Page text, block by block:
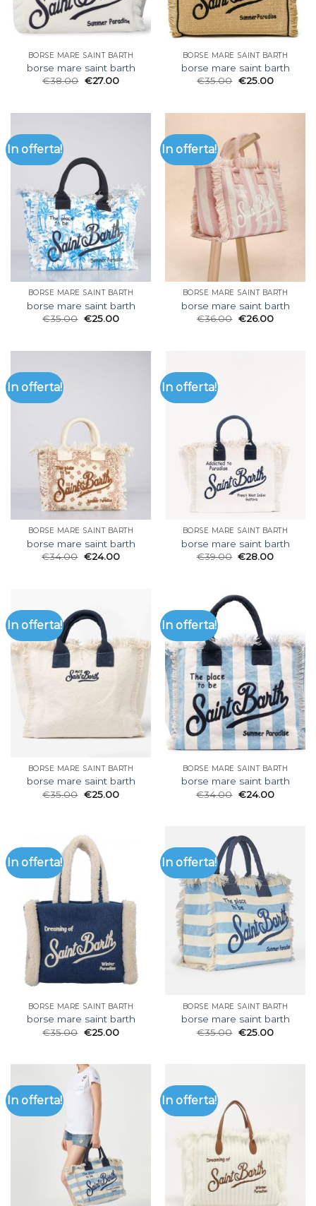
BORSE MARE SAINT BARTH
borse mare saint barth
€38.00 €27.00
BORSE MARE SAINT BARTH
borse mare saint barth
€35.00 €25.00
In offerta!
BORSE MARE SAINT BARTH
borse mare saint barth
€35.00 €25.00
In offerta!
BORSE MARE SAINT BARTH
borse mare saint barth
€36.00 €26.00
In offerta!
BORSE MARE SAINT BARTH
borse mare saint barth
€34.00 €24.00
In offerta!
BORSE MARE SAINT BARTH
borse mare saint barth
€39.00 €28.00
In offerta!
BORSE MARE SAINT BARTH
borse mare saint barth
€35.00 €25.00
In offerta!
BORSE MARE SAINT BARTH
borse mare saint barth
€34.00 €24.00
In offerta!
BORSE MARE SAINT BARTH
borse mare saint barth
€35.00 €25.00
In offerta!
BORSE MARE SAINT BARTH
borse mare saint barth
€35.00 €25.00
In offerta! In offerta!